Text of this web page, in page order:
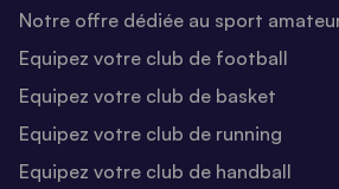
Notre offre dédiée au sport
Equipez votre club de football
Equipez votre club de basket
Equipez votre club de running
Equipez votre club de handball